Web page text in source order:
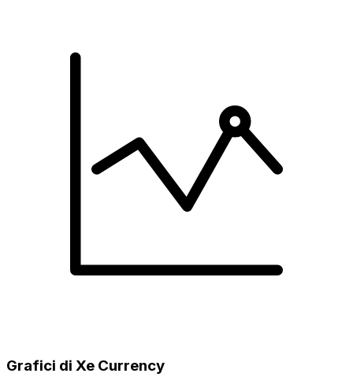
Grafici di Xe Currency